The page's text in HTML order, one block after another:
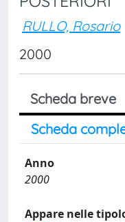
RULLO, Rosario
2000
Scheda breve
Scheda
Anno
2000
Appare nelle